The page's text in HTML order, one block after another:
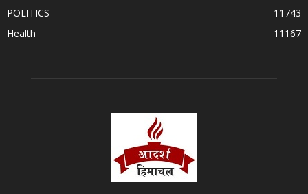
POLITICS
11743
Health
11167